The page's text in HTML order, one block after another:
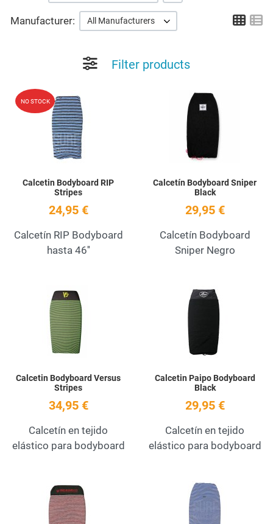
Manufacturer: All Manufacturers Grid
Filter products
NO STOCK Add to Wishlist
Calcetin Bodyboard RIP
Stripes
24,95 €
Calcetín RIP Bodyboard
hasta 46''
Calcetín Bodyboard Sniper
Black
29,95 €
Calcetín Bodyboard
Sniper Negro
Add to Wishlist
Calcetin Bodyboard Versus
Stripes
34,95 €
Calcetín en tejido
elástico para bodyboard
Calcetin Paipo Bodyboard
Black
29,95 €
Calcetín en tejido
elástico para bodyboard
Add to Wishlist